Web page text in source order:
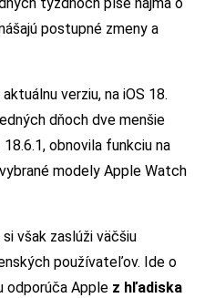
postupné zmeny a
verziu, na iOS 18.
dňoch dve menšie
obnovila funkciu na
modely Apple Watch
si však zaslúži väčšiu
používateľov. Ide o
odporúča Apple z hľadiska